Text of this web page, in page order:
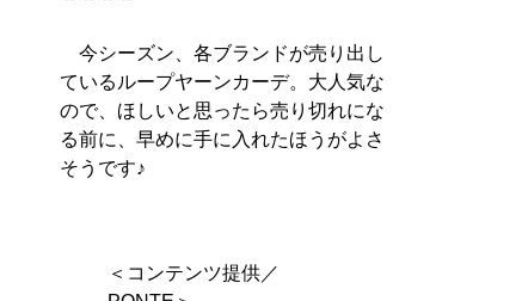
今シーズン、各ブランドが売り出し
ているループヤーンカーデ。大人気な
ので、ほしいと思ったら売り切れにな
る前に、早めに手に入れたほうがよさ
＜コンテンツ提供／